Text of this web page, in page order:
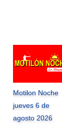
Motilon Noche
jueves 6 de
agosto 2026